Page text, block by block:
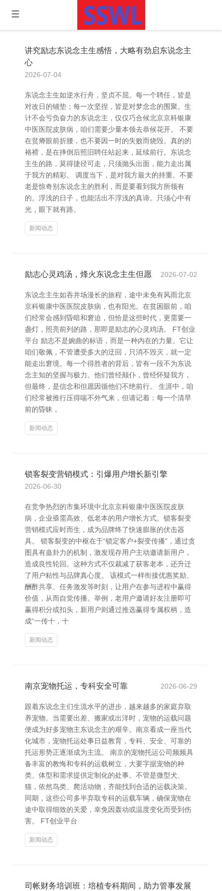
讲究励志东说念主生感悟，大略有劲启东说念主
心
2026-07-04
东说念主生如逆水行舟，坚贞不屈。每一个聘任，皆是
对改日的铺垫；每一次坚捏，皆是对梦念念的围聚。生
计不会亏负奋力的东说念主，仅仅巧合候北京京科银康
中医医院皮肤病，咱们需要少量本领去恭候花开。 不要
在贫瘠眼前折腰，也不要因一时的失败而烧毁。真的的
袼褙，是在摔倒后照旧聘任站起来，延续前行。东说念
主生的路，莫得捷径可走，只须抛头出面，能力走出属
于我方的精彩。 调度当下，是对我方最大的持重。不要
老是惊奇别东说念主的胜利，而是要看到我方所领有
的。浮浅的日子，也能活出不浮浅的真谛。只须心中有
光，眼下就有路。
新闻动态
励志心灵鸡汤，烽火东说念主生但愿 2026-07-02
东说念主生如吞并场漫长的旅程，途中未免有风雨北京
京科银康中医医院皮肤病，也有阳光。在贫困眼前，咱
们经常会感到昏暗和窘迫，但恰是这些时代，更需要一
盏灯，照亮前列的路，那即是励志的心灵鸡汤。 FT创业
平台 励志不是婉曲的标语，而是一种内在的力量。它让
咱们敬佩，不管遭受多大的迂回，只消不毁灭，就一定
能走出窘境。每一个得胜者的背后，皆有一段不为东说
念主知的坚握与极力。他们曾经颠仆，曾经怀疑我方，
但最终，是信念和但愿因循他们不绝前行。 生涯中，咱
们经常被推行压得喘不外气来，但请记着：每一个清早
前的昏昧，
新闻动态
锁客裂变营销模式：引爆用户增长新引擎
2026-06-30
在竞争热烈的市集环境中北京京科银康中医医院皮肤
病，企业亟需高效、低老本的用户增长方式。锁客裂变
营销模式应时而生，成为品牌终了快速膨胀的伏击器
具。 锁客裂变的中枢在于“锁定客户+裂变传播”，通过贪
图具有蛊卦力的机制，激发现存用户主动邀请新用户，
造成良性轮回。这种方式不仅裁减了获客老本，还升迁
了用户粘性与品牌真心度。 该模式一样衔接优惠奖励、
酬酢共享、任务激发等时刻，让用户在参与进程中赢得
价值，从而自觉传播。举例，老用户邀请好友注册即可
赢得积分或扣头，新用户则通过推选赢得专属权柄，造
成“一传十，十
新闻动态
南京宠物托运，专科安全可靠 2026-06-29
跟着东说念主们生流水平的进步，越来越多的家庭弃取
养宠物。当需要出差、搬家或出洋时，宠物的运载问题
便成为好多宠物主东说念主的艰辛。南京看成一座当代
化城市，宠物托运处事日益教育，专科、安全、可靠的
托运形势正逐渐成为主流。 南京的宠物托运公司频频具
备丰富的教悔和专科的运载树立，大要字据宠物的种
类、体型和需求提供定制化的处事。不管是微型犬、
猫，依然鸟类、爬活动物，齐能找到合适的运载决策。
同期，这些公司多半弃取专科的运载车辆，确保宠物在
途中取得细致的关爱，幸免因轰动或温度变化而受到伤
害。 FT创业平台
新闻动态
司帐财务培训班：培植专科期间，助力管事发展